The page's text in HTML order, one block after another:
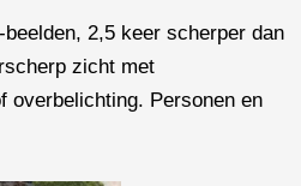
2,5 keer scherper dan
zicht met
overbelichting. Personen en